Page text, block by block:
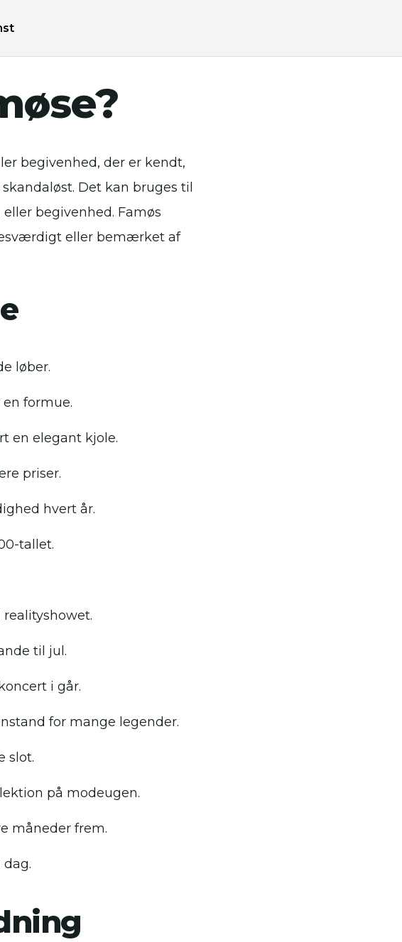
begivenhed, der er kendt,
Det kan bruges til
begivenhed. Famøs
eller bemærket af
løber.
formue.
en elegant kjole.
priser.
hvert år.
tallet.
til jul.
i går.
for mange legender.
slot.
på modeugen.
måneder frem.